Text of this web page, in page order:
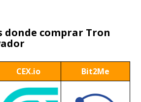
donde comprar Tron
CEX.io Bit2Me